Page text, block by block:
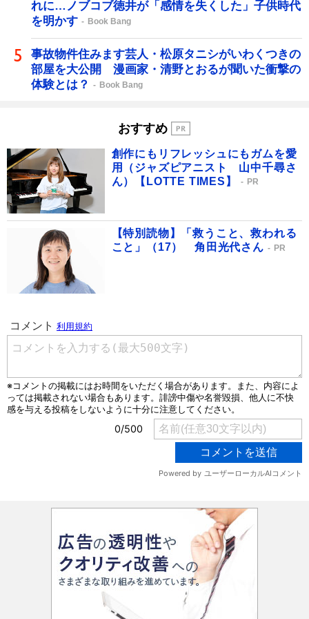
れに…ノブコブ徳井が「感情を失くした」子供時代
を明かす
Book Bang
事故物件住みます芸人・松原タニシがいわくつきの
部屋を大公開 漫画家・清野とおるが聞いた衝撃の
体験とは？
Book Bang
おすすめ
創作にもリフレッシュにもガムを愛
用（ジャズピアニスト 山中千尋さ
ん）【LOTTE TIMES】
PR
【特別読物】「救うこと、救われる
こと」（17） 角田光代さん
PR